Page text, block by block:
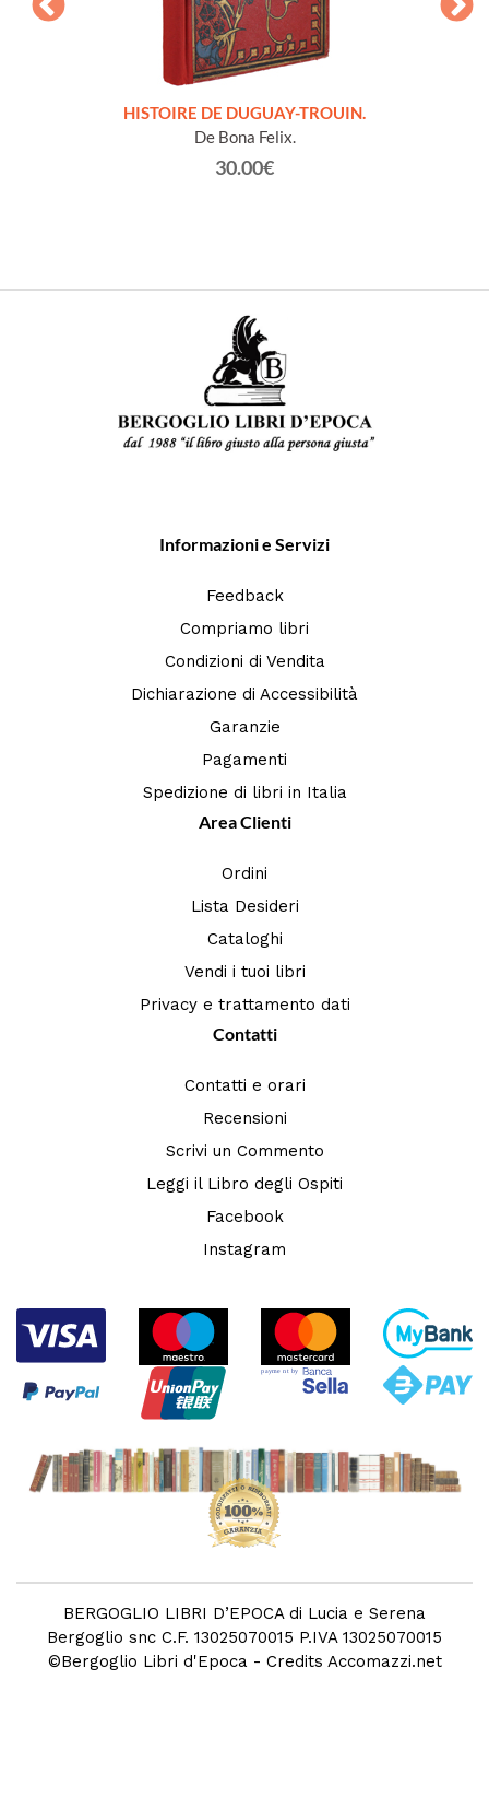
HISTOIRE DE DUGUAY-TROUIN.
De Bona Felix.
30.00€
Informazioni e Servizi
Feedback
Compriamo libri
Condizioni di Vendita
Dichiarazione di Accessibilità
Garanzie
Pagamenti
Spedizione di libri in Italia
Area Clienti
Ordini
Lista Desideri
Cataloghi
Vendi i tuoi libri
Privacy e trattamento dati
Contatti
Contatti e orari
Recensioni
Scrivi un Commento
Leggi il Libro degli Ospiti
Facebook
Instagram
BERGOGLIO LIBRI D’EPOCA di Lucia e Serena
Bergoglio snc C.F. 13025070015 P.IVA 13025070015
©Bergoglio Libri d'Epoca - Credits Accomazzi.net